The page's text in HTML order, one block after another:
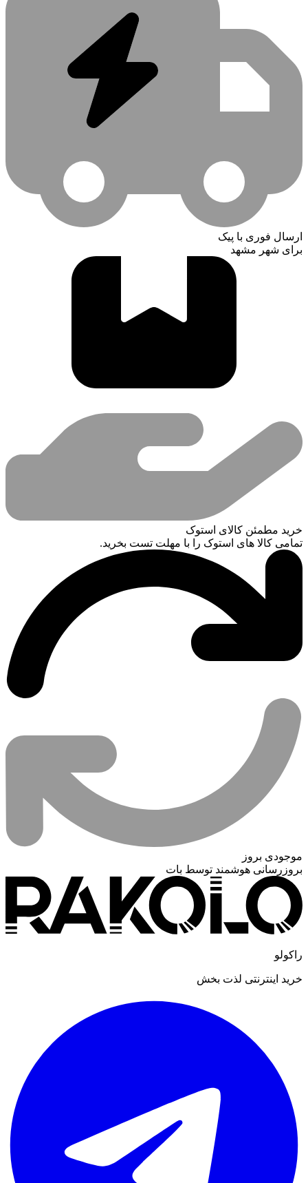
ارسال فوری با پیک
برای شهر مشهد
خرید مطمئن کالای استوک
تمامی کالا های استوک را با مهلت تست بخرید.
موجودی بروز
بروزرسانی هوشمند توسط بات
راکولو
خرید اینترنتی لذت بخش